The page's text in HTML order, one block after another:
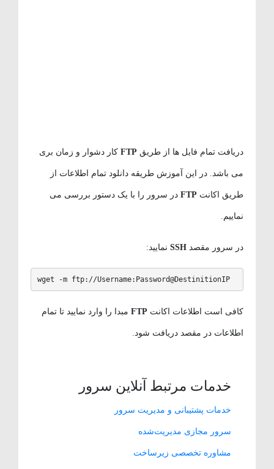
دریافت تمام فایل ها از طریق FTP کار دشوار و زمان بری
می باشد. در این آموزش طریقه دانلود تمام اطلاعات از
طریق اکانت FTP در سرور را با یک دستور بررسی می
نماییم.
در سرور مقصد SSH نمایید:
wget -m ftp://Username:Password@DestinitionIP
کافی است اطلاعات اکانت FTP مبدا را وارد نمایید تا تمام
اطلاعات در مقصد دریافت شود.
خدمات مرتبط آنلاین سرور
خدمات پشتیبانی و مدیریت سرور
سرور مجازی مدیریت‌شده
مشاوره تخصصی زیرساخت